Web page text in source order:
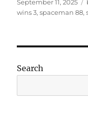
on
September 11, 2025
wins 3,spaceman 88,
Search